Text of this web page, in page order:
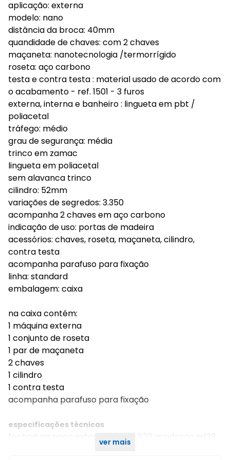
aplicação: externa
modelo: nano
distância da broca: 40mm
quandidade de chaves: com 2 chaves
maçaneta: nanotecnologia /termorrígido
roseta: aço carbono
testa e contra testa : material usado de acordo com
o acabamento - ref. 1501 - 3 furos
externa, interna e banheiro : lingueta em pbt /
poliacetal
tráfego: médio
grau de segurança: média
trinco em zamac
lingueta em poliacetal
sem alavanca trinco
cilindro: 52mm
variações de segredos: 3.350
acompanha 2 chaves em aço carbono
indicação de uso: portas de madeira
acessórios: chaves, roseta, maçaneta, cilindro,
contra testa
acompanha parafuso para fixação
linha: standard
embalagem: caixa
na caixa contém:
1 máquina externa
1 conjunto de roseta
1 par de maçaneta
2 chaves
1 cilindro
1 contra testa
acompanha parafuso para fixação
especificações técnicas
fechadura nano externa roseta 520 quadrada m139
ver mais